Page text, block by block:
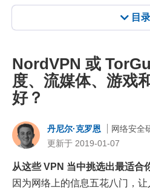
目录
NordVPN 或
度、流媒体、游戏
好？
丹尼尔·克罗恩
网络安全
更新于 2019-01-07
从这些 VPN 当中挑选出最适合
因为网络上的信息五花八门，让